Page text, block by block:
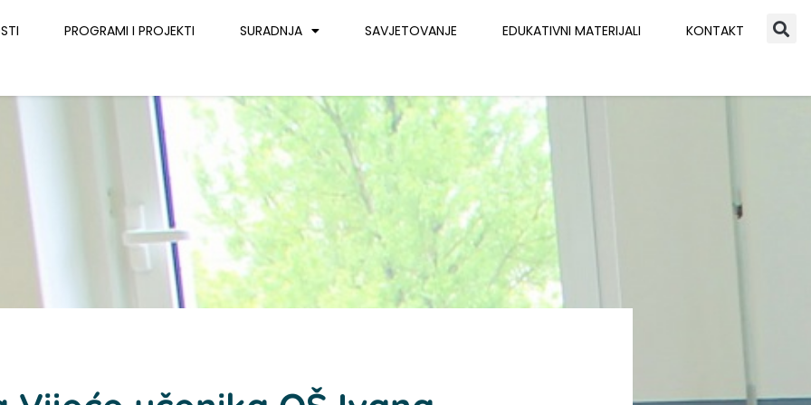
PROGRAMI I PROJEKTI SURADNJA SAVJETOVANJE EDUKATIVNI MATERIJALI KONTAKT